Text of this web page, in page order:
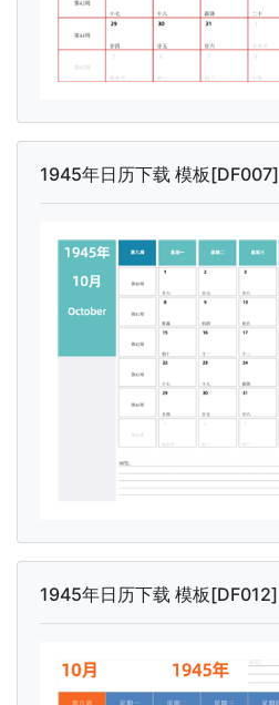
1945年日历下载 模板[DF007]
1945年日历下载 模板[DF012]